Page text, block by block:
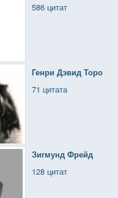
586 цитат
Генри Дэвид Торо
71 цитата
Зигмунд Фрейд
128 цитат